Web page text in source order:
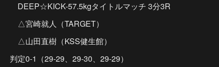
DEEP☆KICK-57.5kgタイトルマッチ 3分3R
△宮崎就人（TARGET）
△山田直樹（KSS健生館）
判定0-1（29-29、29-30、29-29）